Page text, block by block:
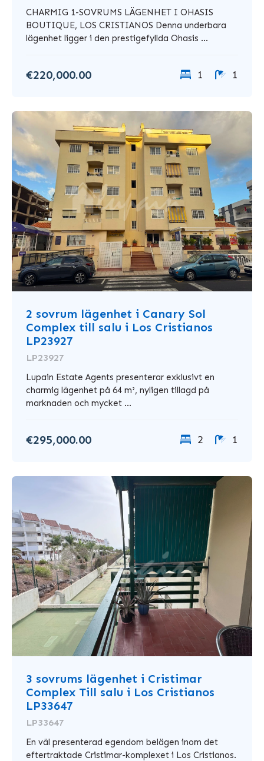
CHARMIG 1-SOVRUMS LÄGENHET I OHASIS
BOUTIQUE, LOS CRISTIANOS Denna underbara
lägenhet ligger i den prestigefyllda Ohasis ...
€220,000.00 1 1
2 sovrum lägenhet i Canary Sol
Complex till salu i Los Cristianos
LP23927
LP23927
Lupain Estate Agents presenterar exklusivt en
charmig lägenhet på 64 m², nyligen tillagd på
marknaden och mycket ...
€295,000.00 2 1
3 sovrums lägenhet i Cristimar
Complex Till salu i Los Cristianos
LP33647
LP33647
En väl presenterad egendom belägen inom det
eftertraktade Cristimar-komplexet i Los Cristianos.